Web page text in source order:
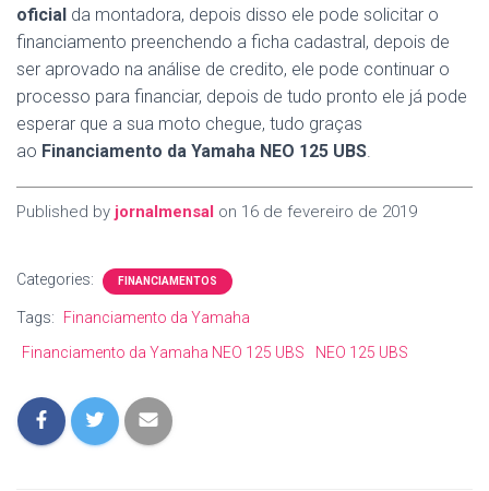
oficial da montadora, depois disso ele pode solicitar o
financiamento preenchendo a ficha cadastral, depois de
ser aprovado na análise de credito, ele pode continuar o
processo para financiar, depois de tudo pronto ele já pode
esperar que a sua moto chegue, tudo graças
ao Financiamento da Yamaha NEO 125 UBS.
Published by jornalmensal on 16 de fevereiro de 2019
Categories: FINANCIAMENTOS
Tags:
Financiamento da Yamaha
Financiamento da Yamaha NEO 125 UBS
NEO 125 UBS